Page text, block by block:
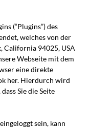
(“Plugins”) des
welches von der
California 94025, USA
Webseite mit dem
eine direkte
her. Hierdurch wird
Sie die Seite
sein, kann